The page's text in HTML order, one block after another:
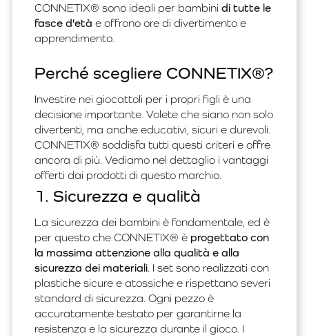
CONNETIX® sono ideali per bambini di tutte le
fasce d'età e offrono ore di divertimento e
apprendimento.
Perché scegliere CONNETIX®?
Investire nei giocattoli per i propri figli è una
decisione importante. Volete che siano non solo
divertenti, ma anche educativi, sicuri e durevoli.
CONNETIX® soddisfa tutti questi criteri e offre
ancora di più. Vediamo nel dettaglio i vantaggi
offerti dai prodotti di questo marchio.
1. Sicurezza e qualità
La sicurezza dei bambini è fondamentale, ed è
per questo che CONNETIX® è progettato con
la massima attenzione alla qualità e alla
sicurezza dei materiali . I set sono realizzati con
plastiche sicure e atossiche e rispettano severi
standard di sicurezza. Ogni pezzo è
accuratamente testato per garantirne la
resistenza e la sicurezza durante il gioco. I